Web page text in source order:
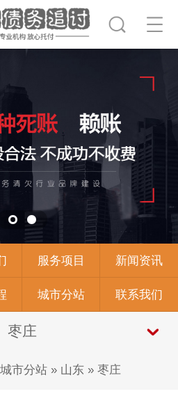
服务项目 新闻资讯
城市分站 联系我们
枣庄
城市分站» 山东» 枣庄